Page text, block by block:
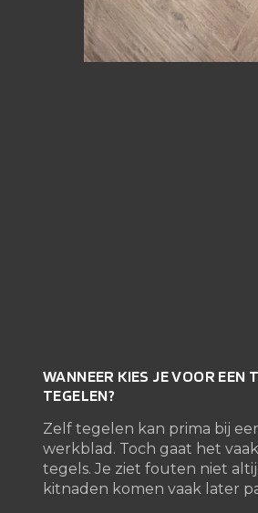
WANNEER KIES JE VOOR
TEGELEN?
Zelf tegelen kan prima bij
werkblad. Toch gaat het
tegels. Je ziet fouten niet
kitnaden komen vaak later